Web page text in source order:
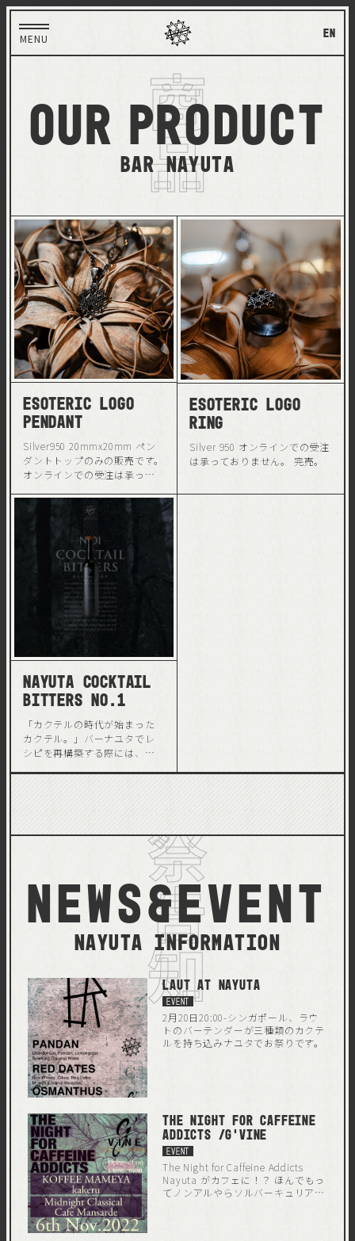
MENU EN
our product
商品
Bar Nayuta
Esoteric Logo
Pendant
Silver950 20mmx20mm ペン
ダントトップのみの販売です。
オンラインでの受注は承って
Esoteric Logo
Ring
Silver 950 オンラインでの受注
は承っておりません。 完売。
Nayuta Cocktail
Bitters No.1
「カクテルの時代が始まった
カクテル。」バーナユタでレ
シピを再構築する際には、バ
テル」の私たちのバージョン
を提供したかったのです。 も
ちろんそのカクテル作りのア
プローチもこのアイテムに受
け継がれています。 ビターズ
の核心は、他の多くの古典的
なビターズと同様に、シナモ
ン、クローブ、ナツメグなどの
スパイスであると感じること
ができます。 フランキンセン
スのスモーキーでスパイシー
な表現にサンダルウッドのよ
うな香りなどあちこちに
Nayutaを散りばめました。
「始まりのカクテル」のよう
にシンプルで、これは使い方
によってはとてもユニークな
ものになります。
news&event
祭告知
Nayuta Information
LAUT at Nayuta
EVENT
2月20日20:00-シンガポール、ラウ
トのバーテンダーが三種類のカクテ
ルを持ち込みナユタでお祭りです。
The Night for Caffeine
Addicts /G’vine
EVENT
The Night for Caffeine Addicts
Nayuta がカフェに！？ ほんでもっ
てノンアルやらソルバーキュリアス